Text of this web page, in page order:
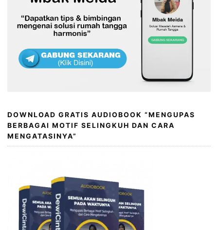
DOWNLOAD GRATIS AUDIOBOOK “MENGUPAS
BERBAGAI MOTIF SELINGKUH DAN CARA
MENGATASINYA”